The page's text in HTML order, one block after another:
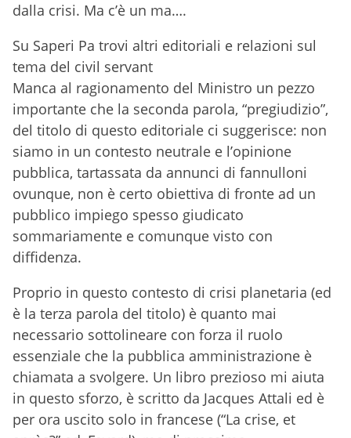
dalla crisi. Ma c’è un ma….
Su Saperi Pa trovi altri editoriali e relazioni sul
tema del civil servant
Manca al ragionamento del Ministro un pezzo
importante che la seconda parola, “pregiudizio”,
del titolo di questo editoriale ci suggerisce: non
siamo in un contesto neutrale e l’opinione
pubblica, tartassata da annunci di fannulloni
ovunque, non è certo obiettiva di fronte ad un
pubblico impiego spesso giudicato
sommariamente e comunque visto con
diffidenza.
Proprio in questo contesto di crisi planetaria (ed
è la terza parola del titolo) è quanto mai
necessario sottolineare con forza il ruolo
essenziale che la pubblica amministrazione è
chiamata a svolgere. Un libro prezioso mi aiuta
in questo sforzo, è scritto da Jacques Attali ed è
per ora uscito solo in francese (“La crise, et